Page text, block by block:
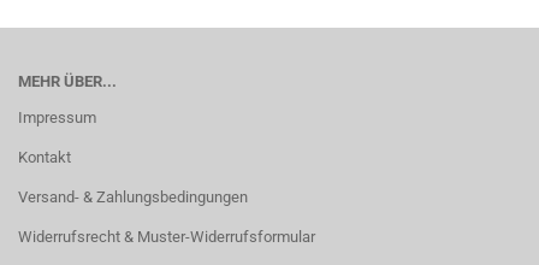
MEHR ÜBER...
Impressum
Kontakt
Versand- & Zahlungsbedingungen
Widerrufsrecht & Muster-Widerrufsformular